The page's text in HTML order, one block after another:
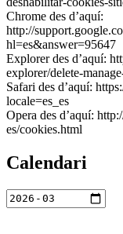
Chrome des d’aquí:
http://
hl=es&answer=95647
Explorer des d’aquí:
explorer/delete-
Safari des d’aquí:
locale=es_es
Opera des d’aquí:
es/cookies.html
Calendari